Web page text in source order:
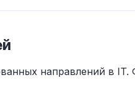
направлений в